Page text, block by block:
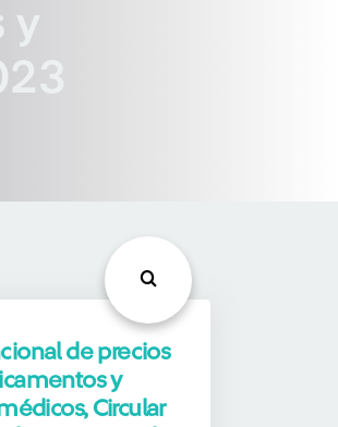
y
de precios
y
Circular